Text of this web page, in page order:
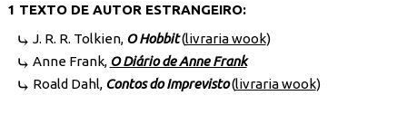
1 TEXTO DE AUTOR ESTRANGEIRO:
J. R. R. Tolkien, O Hobbit(livraria wook)
Anne Frank, O Diário de Anne Frank
Roald Dahl, Contos do Imprevisto(livraria wook)